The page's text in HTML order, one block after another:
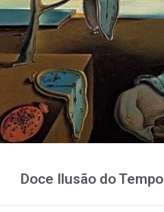
Doce Ilusão do Tempo